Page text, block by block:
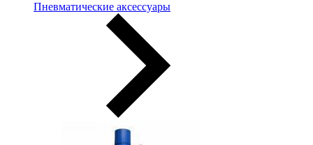
Пневматические аксессуары